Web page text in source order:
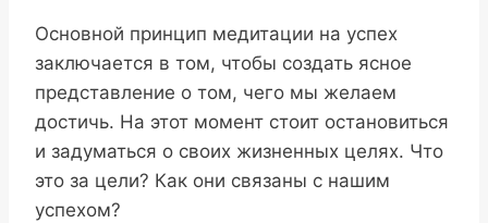
Основной принцип медитации на успех
заключается в том, чтобы создать ясное
представление о том, чего мы желаем
достичь. На этот момент стоит остановиться
и задуматься о своих жизненных целях. Что
это за цели? Как они связаны с нашим
успехом?